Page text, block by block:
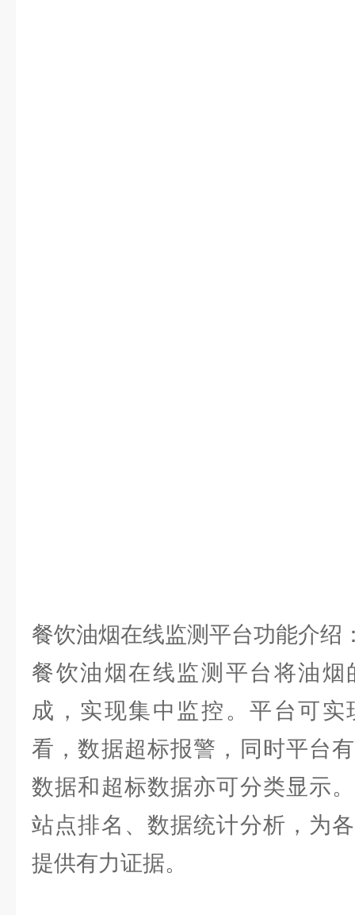
餐饮油烟在线监测平台功能介绍
餐饮油烟在线监测平台将油
成，实现集中监控。平台可
看，数据超标报警，同时平台
数据和超标数据亦可分类显示
站点排名、数据统计分析，为
提供有力证据。